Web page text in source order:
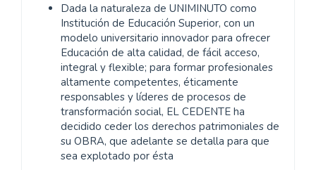
Dada la naturaleza de UNIMINUTO como
Institución de Educación Superior, con un
modelo universitario innovador para ofrecer
Educación de alta calidad, de fácil acceso,
integral y flexible; para formar profesionales
altamente competentes, éticamente
responsables y líderes de procesos de
transformación social, EL CEDENTE ha
decidido ceder los derechos patrimoniales de
su OBRA, que adelante se detalla para que
sea explotado por ésta